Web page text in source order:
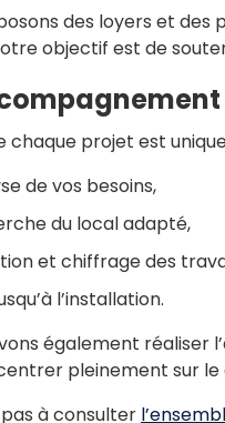
des loyers et
objectif est de
chaque projet est
de vos besoins,
du local adapté,
et chiffrage des
l’installation.
également réaliser
pleinement sur
pas à consulter